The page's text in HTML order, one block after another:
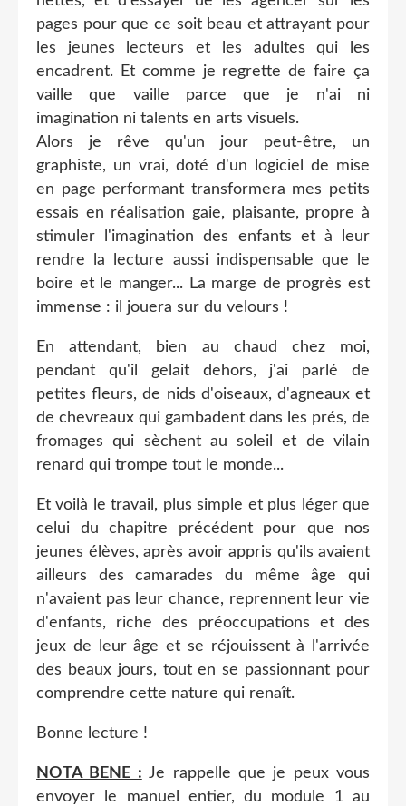
pages pour que ce soit beau et attrayant pour
les jeunes lecteurs et les adultes qui les
encadrent. Et comme je regrette de faire ça
vaille que vaille parce que je n'ai ni
imagination ni talents en arts visuels.
Alors je rêve qu'un jour peut-être, un
graphiste, un vrai, doté d'un logiciel de mise
en page performant transformera mes petits
essais en réalisation gaie, plaisante, propre à
stimuler l'imagination des enfants et à leur
rendre la lecture aussi indispensable que le
boire et le manger... La marge de progrès est
immense : il jouera sur du velours !
En attendant, bien au chaud chez moi,
pendant qu'il gelait dehors, j'ai parlé de
petites fleurs, de nids d'oiseaux, d'agneaux et
de chevreaux qui gambadent dans les prés, de
fromages qui sèchent au soleil et de vilain
renard qui trompe tout le monde...
Et voilà le travail, plus simple et plus léger que
celui du chapitre précédent pour que nos
jeunes élèves, après avoir appris qu'ils avaient
ailleurs des camarades du même âge qui
n'avaient pas leur chance, reprennent leur vie
d'enfants, riche des préoccupations et des
jeux de leur âge et se réjouissent à l'arrivée
des beaux jours, tout en se passionnant pour
comprendre cette nature qui renaît.
Bonne lecture !
NOTA BENE : Je rappelle que je peux vous
envoyer le manuel entier, du module 1 au